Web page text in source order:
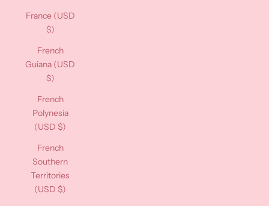
France (USD
$)
French
Guiana (USD
$)
French
Polynesia
(USD $)
French
Southern
Territories
(USD $)